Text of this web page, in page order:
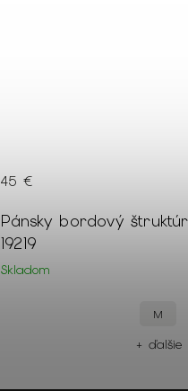
Biela pánska Slim fit
vzorom na výšku 176-
Skladom
45 €
+ ďalšie